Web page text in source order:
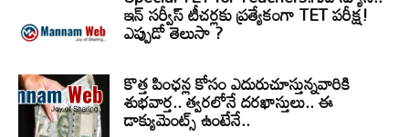
ఇన్ సర్వీస్ టీచర్లకు ప్రత్యేకంగా TET పరీక్ష!
ఎప్పుడో తెలుసా ?
కొత్త పింఛన్ల కోసం ఎదురుచూస్తున్నవారికి
శుభవార్త.. త్వరలోనే దరఖాస్తులు.. ఈ
డాక్యుమెంట్స్ ఉంటేనే..